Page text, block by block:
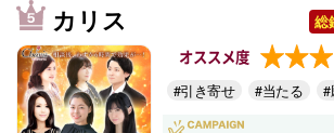
カリス 総
オススメ度
#引き寄せ #当たる